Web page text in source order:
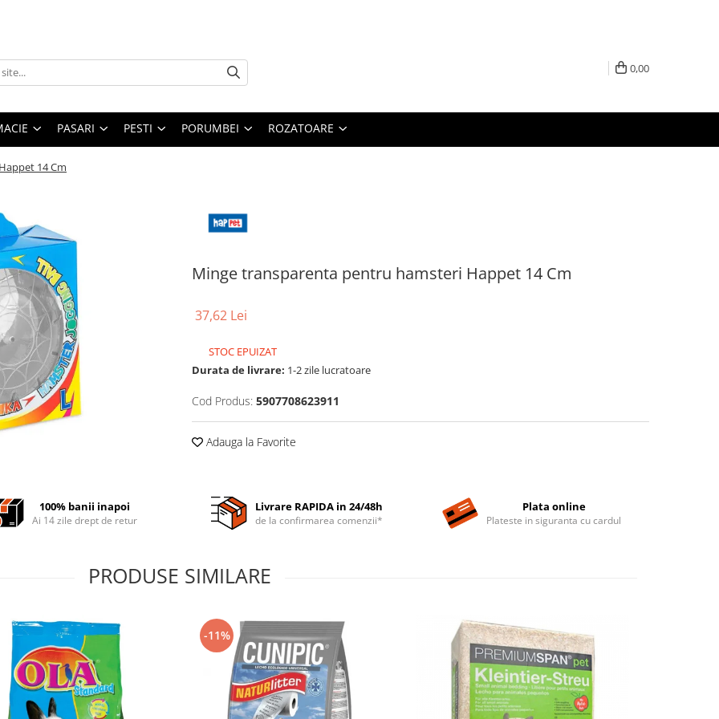
0,00
PASARI PESTI PORUMBEI ROZATOARE
14 Cm
Minge transparenta pentru hamsteri Happet 14 Cm
37,62 Lei
STOC EPUIZAT
Durata de livrare: 1-2 zile lucratoare
Cod Produs: 5907708623911
Adauga la Favorite
100% banii inapoi
Ai 14 zile drept de retur
Livrare RAPIDA in 24/48h
de la confirmarea comenzii*
Plata online
Plateste in siguranta cu cardul
PRODUSE SIMILARE
-11%